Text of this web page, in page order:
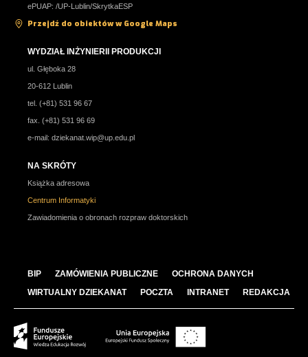
ePUAP: /UP-Lublin/SkrytkaESP
Przejdź do obiektów w Google Maps
WYDZIAŁ INŻYNIERII PRODUKCJI
ul. Głęboka 28
20-612 Lublin
tel. (+81) 531 96 67
fax. (+81) 531 96 69
e-mail: dziekanat.wip@up.edu.pl
NA SKRÓTY
Książka adresowa
Centrum Informatyki
Zawiadomienia o obronach rozpraw doktorskich
BIP ZAMÓWIENIA PUBLICZNE
OCHRONA DANYCH
WIRTUALNY DZIEKANAT
POCZTA INTRANET REDAKCJA